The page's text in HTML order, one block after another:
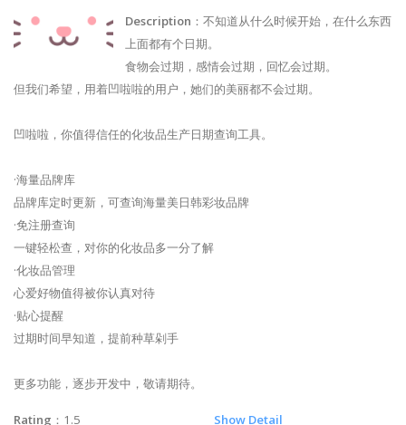
Description ：不知道从什么时候开始，在什么东西
上面都有个日期。
食物会过期，感情会过期，回忆会过期。
但我们希望，用着凹啦啦的用户，她们的美丽都不会过期。
凹啦啦，你值得信任的化妆品生产日期查询工具。
·海量品牌库
品牌库定时更新，可查询海量美日韩彩妆品牌
·免注册查询
一键轻松查，对你的化妆品多一分了解
·化妆品管理
心爱好物值得被你认真对待
·贴心提醒
过期时间早知道，提前种草剁手
更多功能，逐步开发中，敬请期待。
Rating ：1.5 Show Detail